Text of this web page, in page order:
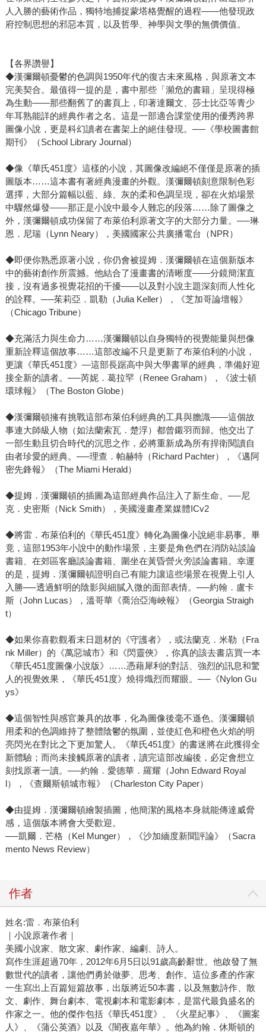
人入勝的藝術作品，獨特地捕捉蒙塔格覺醒的過程——他發現政
府控制思想的邪惡本質，以及哲學、神學與文學的無價價值。
【各界讚譽】
◆漢彌爾頓憂鬱的色調與1950年代的復古未來風格，與原著文本
完美契合。最值得一提的是，書中那些「瀕危的書籍」呈現得極
為生動——那些翻舊了的書頁上，印著達爾文、莎士比亞等青少
年耳熟能詳的經典作者之名。這是一部適合課堂使用的優秀跨界
圖像小說，更是科幻讀者在書架上的絕佳發現。──《學校圖書館
期刊》（School Library Journal）
◆像《華氏451度》這樣的小說，其圖像改編絕不僅僅是原著的插
圖版本……這本書有著經典漫畫的外觀。漢彌爾頓刻意限制色彩
選擇，大部分篇幅以藍、綠、灰的柔和色調呈現，卻在火焰場景
中驟然爆發——那正是小說中最令人難忘的段落……除了圖像之
外，漢彌爾頓成功保留了布萊伯利原著文字的大部分力量。──琳
恩．尼瑞（Lynn Neary），美國國家公共廣播電台（NPR）
◆即便你熟悉原著小說，你仍會被提姆．漢彌爾頓在這個新版本
中的藝術創作所震撼。他結合了漫畫書的清晰度——分鏡簡潔直
接，沒有過多視覺花招的干擾——以及對小說主題深刻而人性化
的詮釋。──茱莉亞．凱勒（Julia Keller），《芝加哥論壇報》
（Chicago Tribune）
◆充滿活力與生命力……漢彌爾頓以自身獨特的視覺能量與想像
重新詮釋這個故事……這部改編不只是更新了布萊伯利的小說，
更讓《華氏451度》—這部長踞高中與大學書單的經典，準備好迎
接全新的讀者。──芮妮．葛拉罕（Renee Graham），《波士頓
環球報》（The Boston Globe）
◆漢彌爾頓擁有挑戰這部布萊伯利經典的工具與膽識——這個故
事連大師級人物（如法蘭索瓦．楚浮）都曾鎩羽而歸。他交出了
一部生動且切合時代的沉思之作，必將重新成為所有捍衛閱讀自
由者珍愛的經典。──理查．帕赫特（Richard Pachter），《邁阿
密先鋒報》（The Miami Herald）
◆提姆．漢彌爾頓的插圖為這部經典作品注入了新生命。──尼
克．史密斯（Nick Smith），美國漫畫產業媒體ICv2
◆將雷．布萊伯利的《華氏451度》轉化為圖像小說絕非易事。畢
竟，這部1953年小說中的動作場景，主要是角色們在消防站談論
書籍、在郊區客廳談論書籍、圍坐在黃昏營火旁談論書籍。幸運
的是，提姆．漢彌爾頓證明自己有能力讓這些場景在視覺上引人
入勝──透過鮮明的陰影與細膩入微的面部表情。──約翰．盧卡
斯（John Lucas），溫哥華《喬治亞海峽報》（Georgia Straigh
t）
◆如果你喜歡觀看末日題材的《守護者》，或法蘭克．米勒（Fra
nk Miller）的《萬惡城市》和《閃靈俠》，你真的該去書店買一本
《華氏451度圖像小說版》……憑藉犀利的對話、強烈的訊息和驚
人的視覺效果，《華氏451度》燒得熾烈而耀眼。──《Nylon Gu
ys》
◆這個智性與感官兼具的故事，化為圖像後毫不遜色。漢彌爾頓
用柔和的色調維持了整體陰鬱的氛圍，並使紅色和橙色火焰的明
亮閃光在對比之下更加驚人。《華氏451度》的書迷將在此獲得全
新體驗；而尚未接觸原著的讀者，讀完這部改編後，必定會想立
刻找原著一讀。──約翰．愛德華．羅耀（John Edward Royal
l），《查爾斯頓城市報》（Charleston City Paper）
◆由提姆．漢彌爾頓繪製插圖，他簡潔的風格本身就能傳達威脅
感，這個版本將會大受歡迎。
──凱爾．芒格（Kel Munger），《沙加緬度新聞評論》（Sacra
mento News Review）
作者
姓名:雷．布萊伯利
｜小說原著作者｜
美國小說家、散文家、劇作家、編劇、詩人。
寫作生涯超過70年，2012年6月5日以91歲高齡辭世。他啟發了無
數世代的讀者，讓他們勇於做夢、思考、創作。這位多產的作家
一生寫出上百篇短篇故事，出版將近50本書，以及無數詩作、散
文、劇作、舞台劇本、電視劇本和電影劇本，是當代最負盛名的
作家之一。他的傑作包括《華氏451度》、《火星紀事》、《圖案
人》、《蒲公英酒》以及《闇夜嘉年華》。他為約翰．休斯頓的